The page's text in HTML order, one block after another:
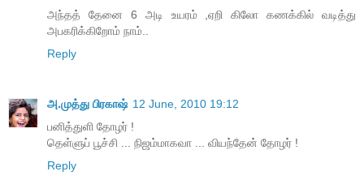
அந்தத் தேனை 6 அடி உயரம் ,ஏறி கிலோ கணக்கில் வடித்து
அபகரிக்கிறோம் நாம்..
Reply
அ.முத்து பிரகாஷ் 12 June, 2010 19:12
பனித்துளி தோழர் !
தெள்ளுப் பூச்சி ... நிஜம்மாகவா ... வியந்தேன் தோழர் !
Reply